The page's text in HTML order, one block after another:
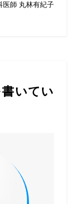
師 丸林有紀子
いてい